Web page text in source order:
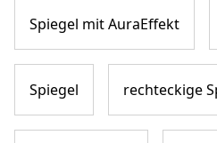
Spiegel mit AuraEffekt
Spiegel rechteckige